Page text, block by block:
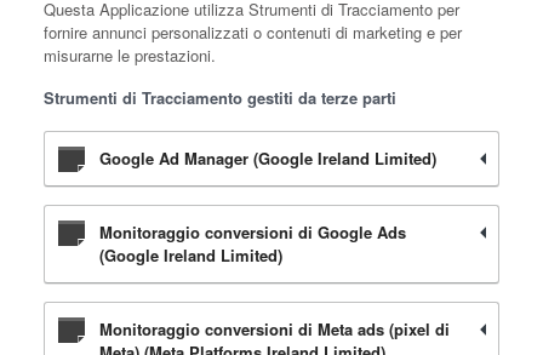
Questa Applicazione utilizza Strumenti di Tracciamento per
fornire annunci personalizzati o contenuti di marketing e per
misurarne le prestazioni.
Strumenti di Tracciamento gestiti da terze parti
Google Ad Manager (Google Ireland Limited)
Monitoraggio conversioni di Google Ads
(Google Ireland Limited)
Monitoraggio conversioni di Meta ads (pixel di